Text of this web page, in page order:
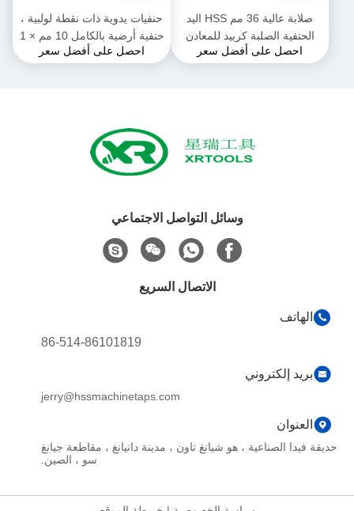
صلابة عالية 36 مم HSS اليد
الحنفية الصلبة كربيد للمعادن
بالحرارة
احصل على أفضل سعر
حنفيات يدوية ذات نقطة لولبية ،
حنفية أرضية بالكامل 10 مم × 1
مم للآلة
احصل على أفضل سعر
وسائل التواصل الاجتماعي
الاتصال السريع
الهاتف
86-514-86101819
بريد إلكتروني
jerry@hssmachinetaps.com
العنوان
حديقة فيدا الصناعية ، هو شيانغ تاون ، مدينة دانيانغ ، مقاطعة جيانغ
سو ، الصين.